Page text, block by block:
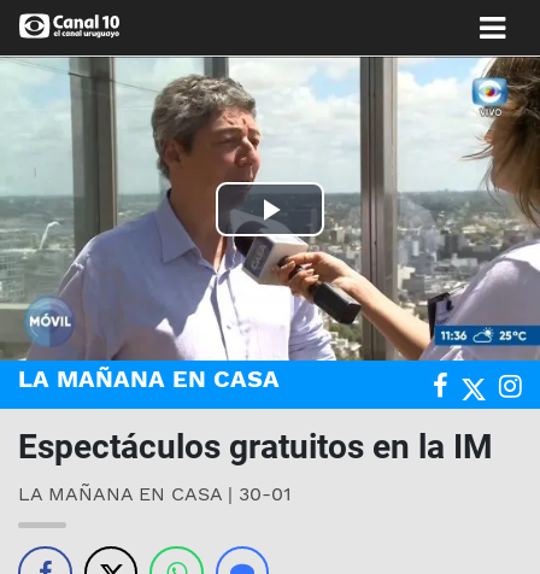
Play
Video
LA MAÑANA EN CASA
Espectáculos gratuitos en la IM
LA MAÑANA EN CASA | 30-01